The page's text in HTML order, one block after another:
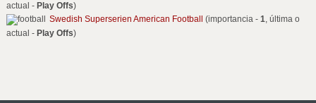
actual - Play Offs)
Swedish Superserien American Football
(importancia - 1, última o
actual - Play Offs)